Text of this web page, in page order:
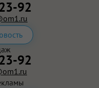
92
92